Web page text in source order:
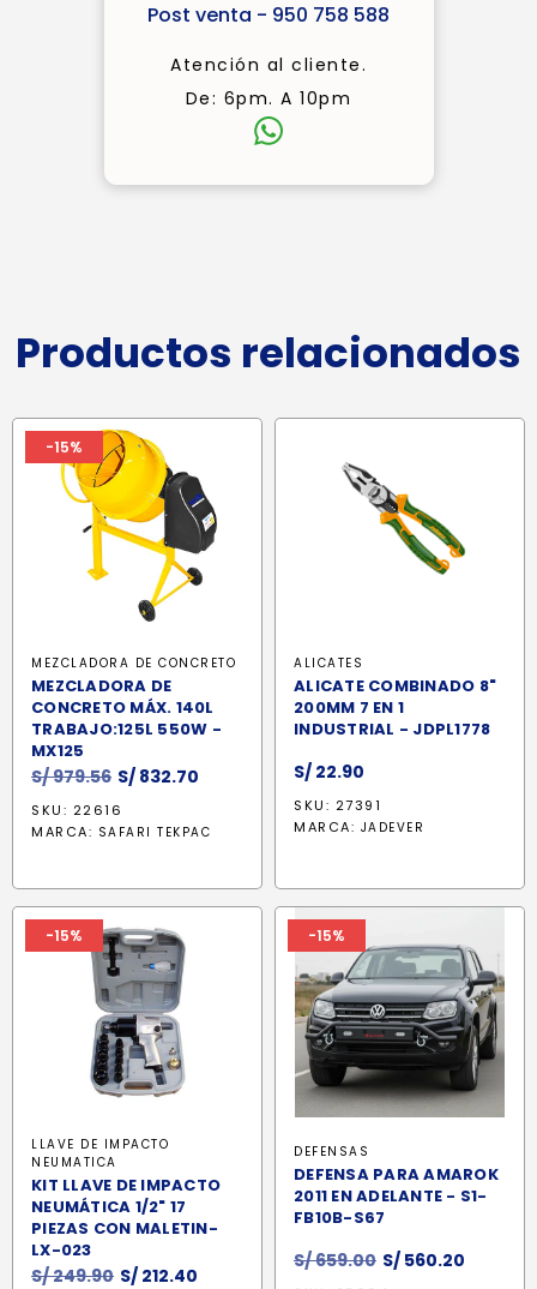
Post venta - 950 758 588
Atención al cliente.
De: 6pm. A 10pm
Productos relacionados
-15%
MEZCLADORA DE CONCRETO
MEZCLADORA DE
CONCRETO MÁX. 140L
TRABAJO:125L 550W -
MX125
S/979.56 El
precio
original
S/ 832.70
actual
SKU: 22616
MARCA: SAFARI TEKPAC
ALICATES
ALICATE COMBINADO 8"
200MM 7 EN 1
INDUSTRIAL - JDPL1778
S/ 22.90
SKU: 27391
MARCA: JADEVER
-15%
LLAVE DE IMPACTO
NEUMATICA
KIT LLAVE DE IMPACTO
NEUMÁTICA 1/2" 17
PIEZAS CON MALETIN-
LX-023
S/249.90 El
S/ 212.40
-15%
DEFENSAS
DEFENSA PARA AMAROK
2011 EN ADELANTE - S1-
FB10B-S67
S/659.00 El
precio
S/ 560.20